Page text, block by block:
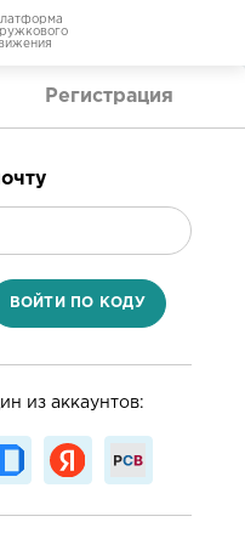
Регистрация
ВОЙТИ ПО КОДУ
из аккаунтов: